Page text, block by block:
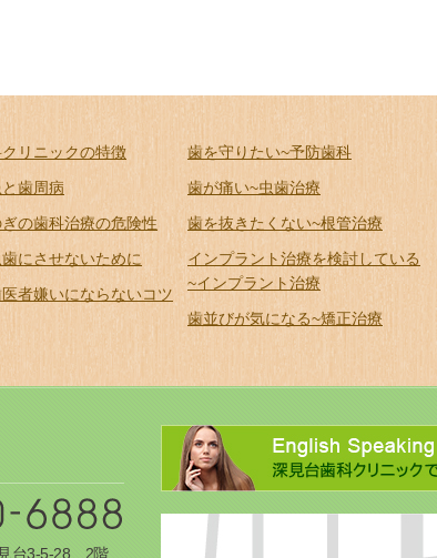
リニックの特徴
歯周病
の歯科治療の危険性
にさせないために
者嫌いにならないコツ
歯を守りたい~予防歯科
歯が痛い~虫歯治療
歯を抜きたくない~根管治療
インプラント治療を検討している
~インプラント治療
歯並びが気になる~矯正治療
台3-5-28 2階